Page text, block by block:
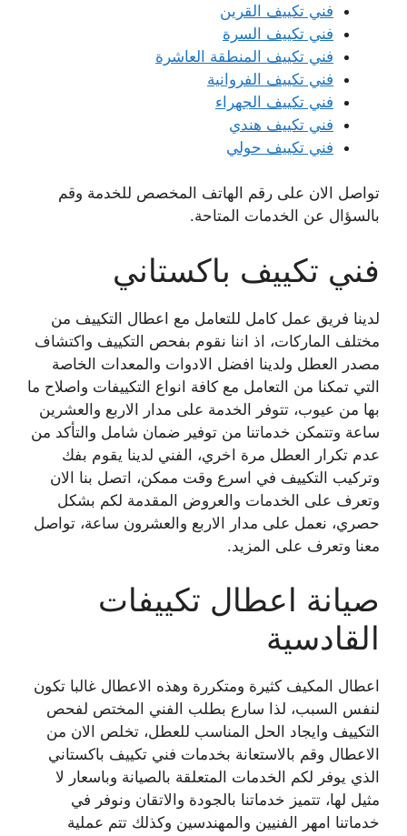
فني تكييف القرين
فني تكييف السرة
فني تكييف المنطقة العاشرة
فني تكييف الفروانية
فني تكييف الجهراء
فني تكييف هندي
فني تكييف حولي
تواصل الان على رقم الهاتف المخصص للخدمة وقم
بالسؤال عن الخدمات المتاحة.
فني تكييف باكستاني
لدينا فريق عمل كامل للتعامل مع اعطال التكييف من
مختلف الماركات، اذ اننا نقوم بفحص التكييف واكتشاف
مصدر العطل ولدينا افضل الادوات والمعدات الخاصة
التي تمكنا من التعامل مع كافة انواع التكييفات واصلاح ما
بها من عيوب، تتوفر الخدمة على مدار الاربع والعشرين
ساعة وتتمكن خدماتنا من توفير ضمان شامل والتأكد من
عدم تكرار العطل مرة اخري، الفني لدينا يقوم بفك
وتركيب التكييف في اسرع وقت ممكن، اتصل بنا الان
وتعرف على الخدمات والعروض المقدمة لكم بشكل
حصري، نعمل على مدار الاربع والعشرون ساعة، تواصل
معنا وتعرف على المزيد.
صيانة اعطال تكييفات
القادسية
اعطال المكيف كثيرة ومتكررة وهذه الاعطال غالبا تكون
لنفس السبب، لذا سارع بطلب الفني المختص لفحص
التكييف وايجاد الحل المناسب للعطل، تخلص الان من
الاعطال وقم بالاستعانة بخدمات فني تكييف باكستاني
الذي يوفر لكم الخدمات المتعلقة بالصيانة وباسعار لا
مثيل لها، تتميز خدماتنا بالجودة والاتقان ونوفر في
خدماتنا امهر الفنيين والمهندسين وكذلك تتم عملية